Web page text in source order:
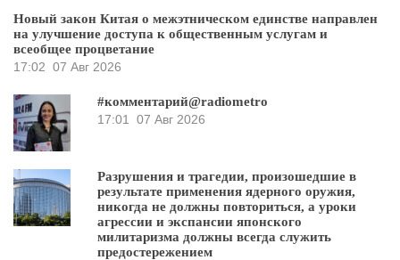
Новый закон Китая о межэтническом единстве направлен
на улучшение доступа к общественным услугам и
всеобщее процветание
17:02 07 Авг 2026
#комментарий@radiometro
17:01
07 Авг 2026
Разрушения и трагедии, произошедшие в
результате применения ядерного оружия,
никогда не должны повториться, а уроки
агрессии и экспансии японского
милитаризма должны всегда служить
предостережением